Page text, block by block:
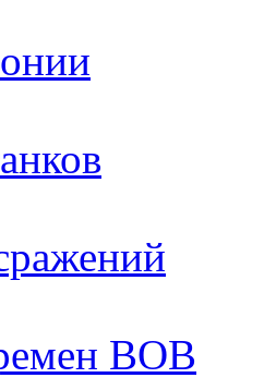
ВОВ